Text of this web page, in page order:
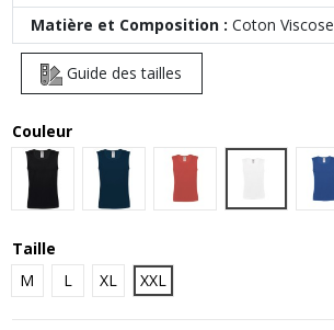
Matière et Composition : Coton Viscose
Guide des tailles
Couleur
Black Navy Red
White
Taille
M
L XL XXL